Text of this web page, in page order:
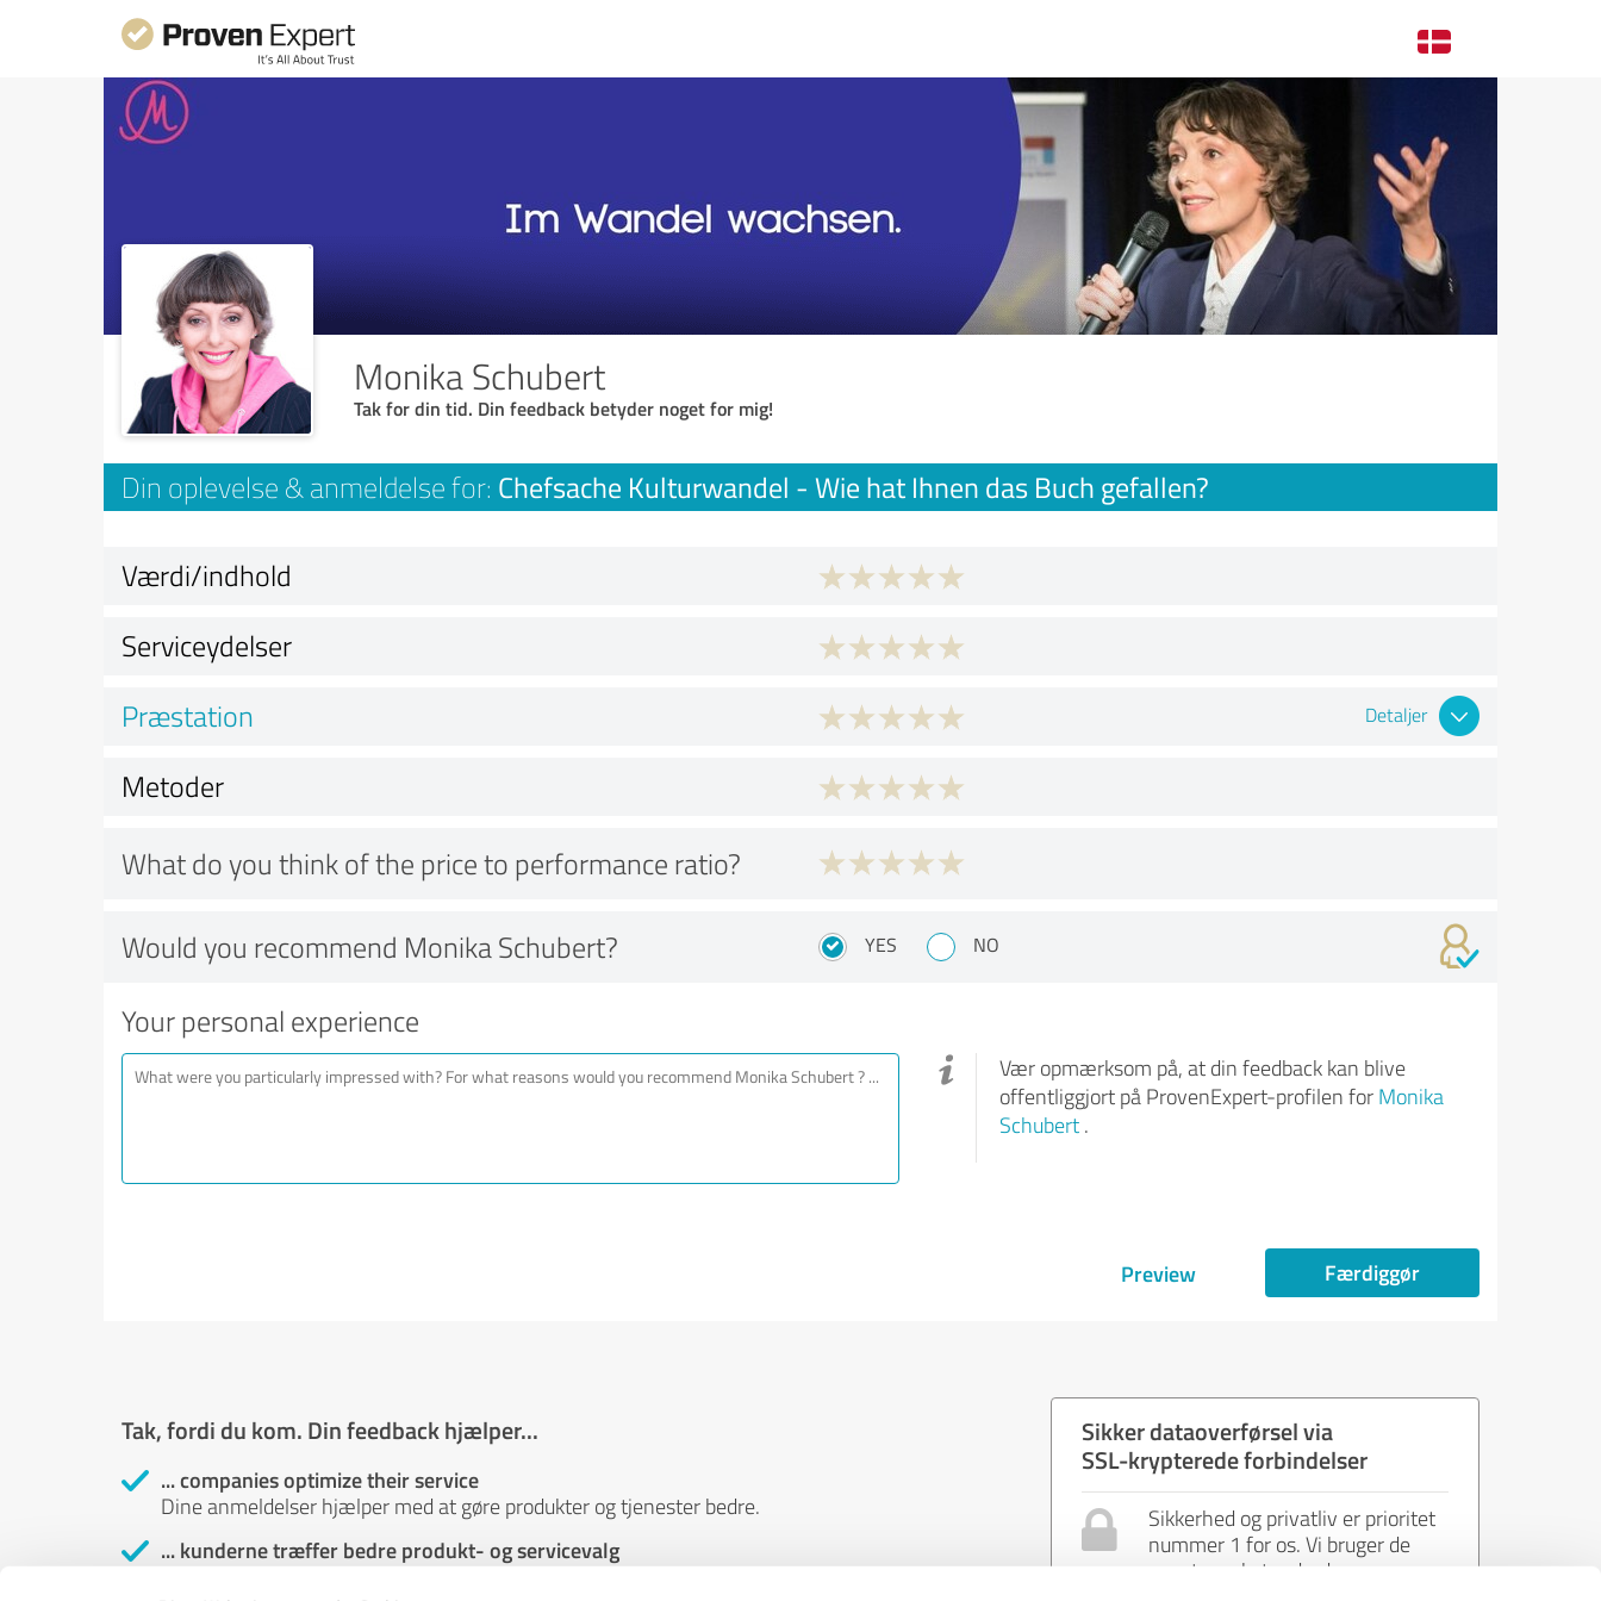
Monika Schubert
Tak for din tid. Din feedback betyder noget for mig!
Din oplevelse & anmeldelse for: Chefsache Kulturwandel - Wie hat Ihnen das Buch gefallen?
Værdi/indhold
Serviceydelser
Præstation
Detaljer
Metoder
What do you think of the price to performance ratio?
Would you recommend Monika Schubert? YES NO
Your personal experience
Vær opmærksom på, at din feedback kan blive
offentliggjort på ProvenExpert-profilen for Monika
Schubert.
Preview Færdiggør
Tak, fordi du kom. Din feedback hjælper...
... companies optimize their service
Dine anmeldelser hjælper med at gøre produkter og tjenester bedre.
... kunderne træffer bedre produkt- og servicevalg
Sikker dataoverførsel via
SSL-krypterede forbindelser
Sikkerhed og privatliv er prioritet
nummer 1 for os. Vi bruger de
nyeste webstandarder og